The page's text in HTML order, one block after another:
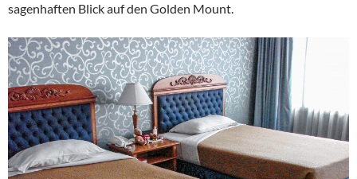
sagenhaften Blick auf den Golden Mount.